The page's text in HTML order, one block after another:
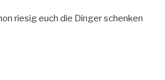
riesig euch die Dinger schenken